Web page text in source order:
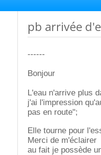
pb arrivée
------
Bonjour
L'eau n'arrive plus
j'ai l'impression
pas en route";
Elle tourne pour
Merci de m'éclairer
au fait je possède